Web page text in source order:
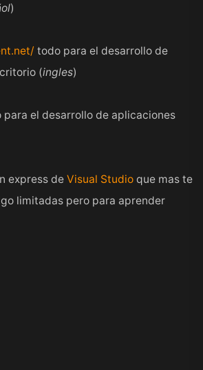
)
todo para el desarrollo de
(ingles)
para el desarrollo de aplicaciones
express de Visual Studio que mas te
limitadas pero para aprender